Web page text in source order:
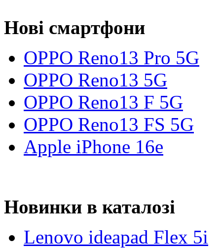
Нові смартфони
OPPO Reno13 Pro 5G
OPPO Reno13 5G
OPPO Reno13 F 5G
OPPO Reno13 FS 5G
Apple iPhone 16e
Новинки в каталозі
Lenovo ideapad Flex 5i